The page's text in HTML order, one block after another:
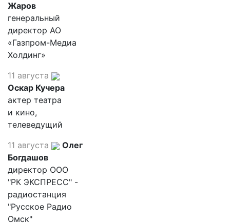
Жаров
генеральный
директор АО
«Газпром-Медиа
Холдинг»
11 августа
Оскар Кучера
актер театра
и кино,
телеведущий
11 августа
Олег
Богдашов
директор ООО
"РК ЭКСПРЕСС" -
радиостанция
"Русское Радио
Омск"